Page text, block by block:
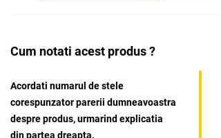
Cum notati acest produs ?
Acordati numarul de stele
corespunzator parerii dumneavoastra
despre produs, urmarind explicatia
din partea dreapta.